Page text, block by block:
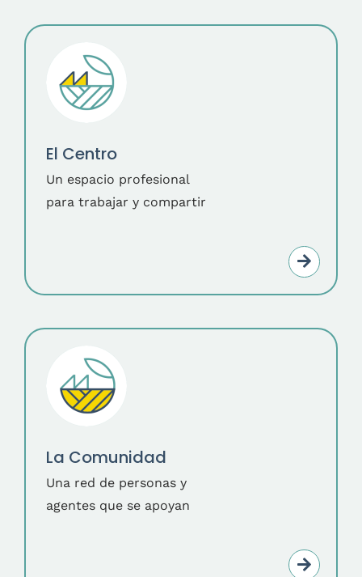
El Centro
Un espacio profesional
para trabajar y compartir
La Comunidad
Una red de personas y
agentes que se apoyan